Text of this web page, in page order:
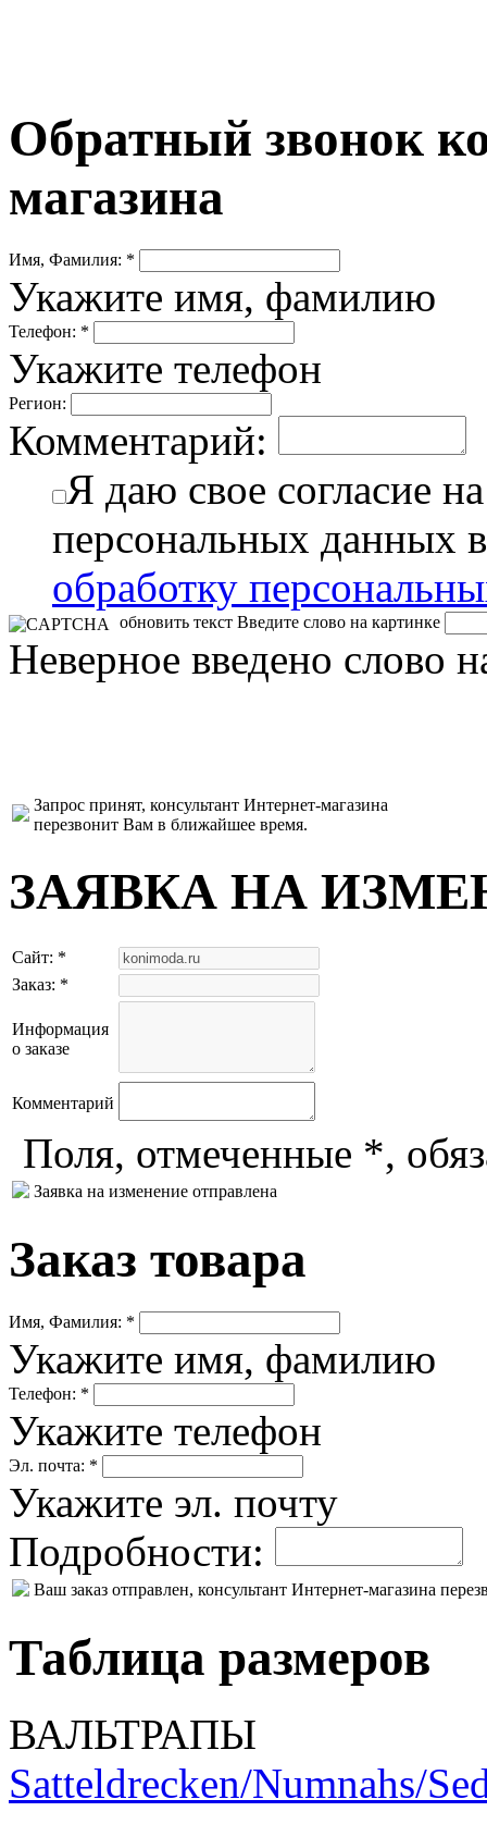
Обратный звонок
магазина
Имя, Фамилия: *
Укажите имя, фамилию
Телефон: *
Укажите телефон
Регион:
Комментарий:
Я даю свое согласие
персональных данных
обработку
обновить текст Введите слово на картинке
Неверное введено слово
Запрос принят, консультант Интернет-магазина
перезвонит Вам в ближайшее время.
ЗАЯВКА НА
Сайт: *
Заказ: *
Информация
о заказе
Комментарий
Поля, отмеченные *,
Заявка на изменение отправлена
Заказ товара
Имя, Фамилия: *
Укажите имя, фамилию
Телефон: *
Укажите телефон
Эл. почта: *
Укажите эл. почту
Подробности:
Ваш заказ отправлен, консультант Интернет-магазина
Таблица размеров
ВАЛЬТРАПЫ
Satteldrecken/Numnahs/